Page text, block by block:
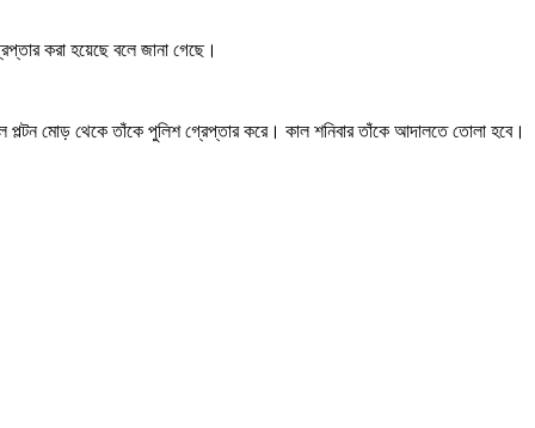
করা হয়েছে বলে জানা গেছে।
পল্টন মোড় থেকে তাঁকে পুলিশ গ্রেপ্তার করে। কাল শনিবার তাঁকে আদালতে তোলা হবে।